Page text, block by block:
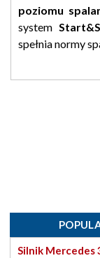
poziomu
system
spełnia normy
Silnik Mercedes